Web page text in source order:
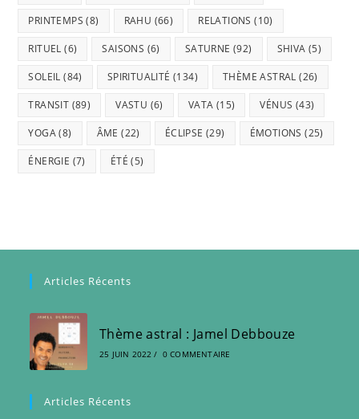
PRINTEMPS (8) RAHU (66) RELATIONS (10)
RITUEL (6) SAISONS (6) SATURNE (92) SHIVA (5)
SOLEIL (84) SPIRITUALITÉ (134) THÈME ASTRAL (26)
TRANSIT (89) VASTU (6) VATA (15) VÉNUS (43)
YOGA(8) ÂME (22) ÉCLIPSE (29) ÉMOTIONS (25)
ÉNERGIE (7) ÉTÉ (5)
Articles Récents
Thème astral : Jamel Debbouze
25 JUIN 2022 / 0 COMMENTAIRE
Articles Récents